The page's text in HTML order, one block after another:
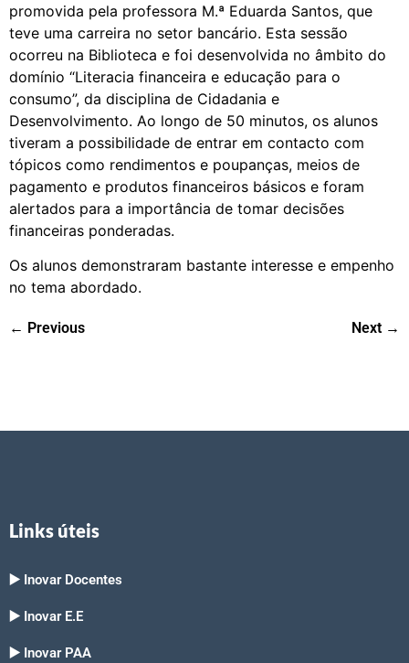
promovida pela professora M.ª Eduarda Santos, que
teve uma carreira no setor bancário. Esta sessão
ocorreu na Biblioteca e foi desenvolvida no âmbito do
domínio “Literacia financeira e educação para o
consumo”, da disciplina de Cidadania e
Desenvolvimento. Ao longo de 50 minutos, os alunos
tiveram a possibilidade de entrar em contacto com
tópicos como rendimentos e poupanças, meios de
pagamento e produtos financeiros básicos e foram
alertados para a importância de tomar decisões
financeiras ponderadas.
Os alunos demonstraram bastante interesse e empenho
no tema abordado.
← Previous Next →
Links úteis
▶️ Inovar Docentes
▶️ Inovar E.E
▶️ Inovar PAA